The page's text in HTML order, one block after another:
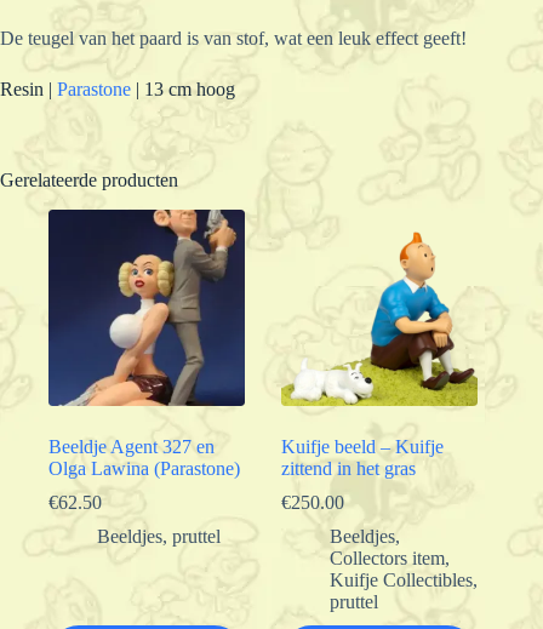
De teugel van het paard is van stof, wat een leuk effect geeft!
Resin | Parastone | 13 cm hoog
Gerelateerde producten
Beeldje Agent 327 en
Olga Lawina (Parastone)
€62.50
Beeldjes, pruttel
Kuifje beeld – Kuifje
zittend in het gras
€250.00
Beeldjes,
Collectors item,
Kuifje Collectibles,
pruttel